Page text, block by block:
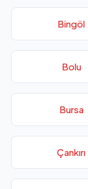
Bingöl
Bolu
Bursa
Çankırı